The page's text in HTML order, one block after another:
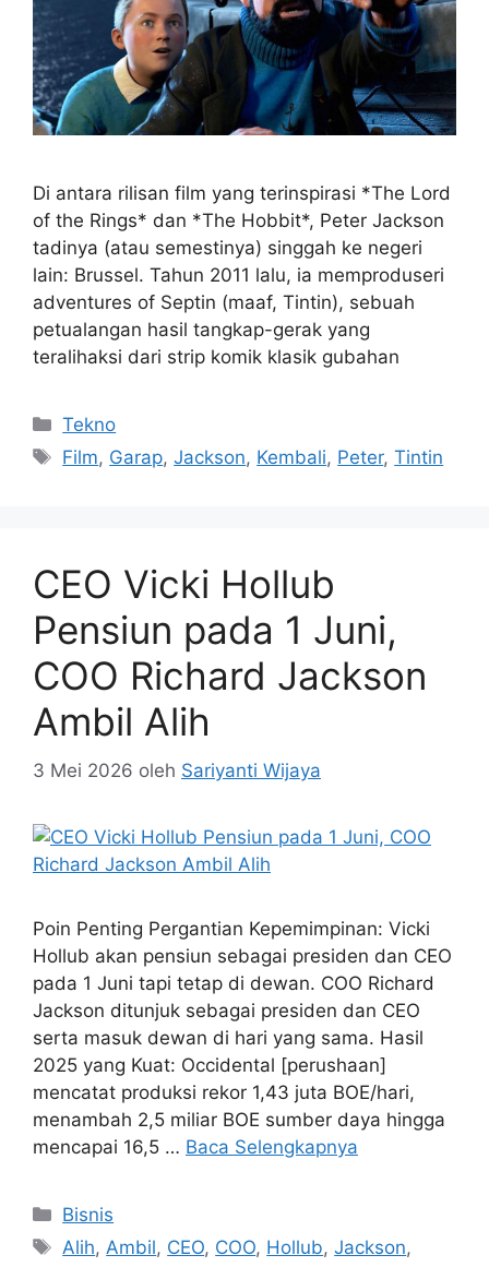
Di antara rilisan film yang terinspirasi *The Lord
of the Rings* dan *The Hobbit*, Peter Jackson
tadinya (atau semestinya) singgah ke negeri
lain: Brussel. Tahun 2011 lalu, ia memproduseri
adventures of Septin (maaf, Tintin), sebuah
petualangan hasil tangkap-gerak yang
teralihaksi dari strip komik klasik gubahan
Kategori
Tekno
Tag
Film, Garap,Jackson, Kembali, Peter,Tintin
CEO Vicki Hollub
Pensiun pada 1 Juni,
COO Richard Jackson
Ambil Alih
3 Mei 2026 oleh Sariyanti Wijaya
Poin Penting Pergantian Kepemimpinan: Vicki
Hollub akan pensiun sebagai presiden dan CEO
pada 1 Juni tapi tetap di dewan. COO Richard
Jackson ditunjuk sebagai presiden dan CEO
serta masuk dewan di hari yang sama. Hasil
2025 yang Kuat: Occidental [perushaan]
mencatat produksi rekor 1,43 juta BOE/hari,
menambah 2,5 miliar BOE sumber daya hingga
mencapai 16,5 … Baca Selengkapnya
Kategori
Bisnis
Tag
Alih, Ambil, CEO, COO, Hollub,Jackson,